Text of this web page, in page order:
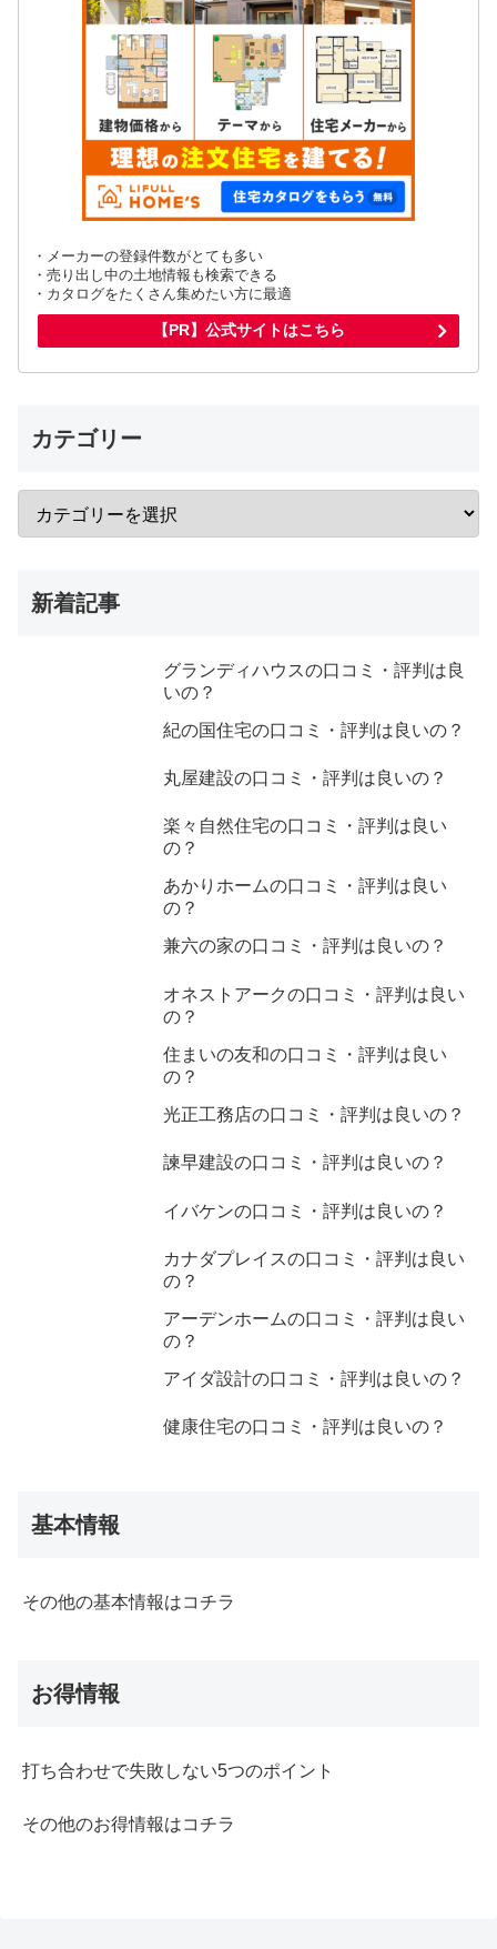
・メーカーの登録件数がとても多い
・売り出し中の土地情報も検索できる
・カタログをたくさん集めたい方に最適
【PR】公式サイトはこちら
カテゴリー
新着記事
グランディハウスの口コミ・評判は良
いの？
紀の国住宅の口コミ・評判は良いの？
丸屋建設の口コミ・評判は良いの？
楽々自然住宅の口コミ・評判は良い
の？
あかりホームの口コミ・評判は良い
の？
兼六の家の口コミ・評判は良いの？
オネストアークの口コミ・評判は良い
の？
住まいの友和の口コミ・評判は良い
の？
光正工務店の口コミ・評判は良いの？
諫早建設の口コミ・評判は良いの？
イバケンの口コミ・評判は良いの？
カナダプレイスの口コミ・評判は良い
の？
アーデンホームの口コミ・評判は良い
の？
アイダ設計の口コミ・評判は良いの？
健康住宅の口コミ・評判は良いの？
基本情報
その他の基本情報はコチラ
お得情報
打ち合わせで失敗しない5つのポイント
その他のお得情報はコチラ